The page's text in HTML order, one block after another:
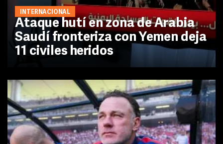
INTERNACIONAL
Ataque hutí en zona de Arabia
Saudí fronteriza con Yemen deja
11 civiles heridos